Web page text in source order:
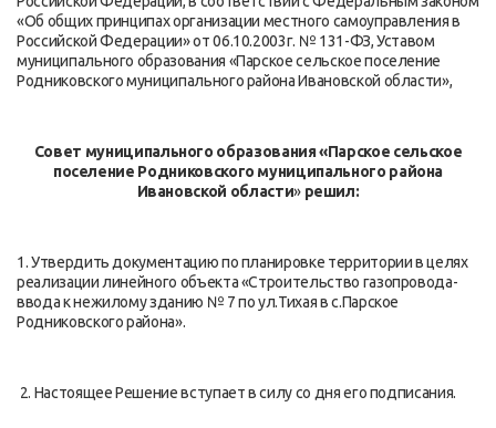
«Об общих принципах организации местного самоуправления в
Российской Федерации» от 06.10.2003г. № 131-ФЗ, Уставом
муниципального образования «Парское сельское поселение
Родниковского муниципального района Ивановской области»,
Совет муниципального образования «Парское сельское
поселение Родниковского муниципального района
Ивановской области» решил:
1. Утвердить документацию по планировке территории в целях
реализации линейного объекта «Строительство газопровода-
ввода к нежилому зданию № 7 по ул.Тихая в с.Парское
Родниковского района».
2. Настоящее Решение вступает в силу со дня его подписания.